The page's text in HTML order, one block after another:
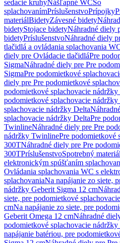
sedacie kruhyNášľapné WCSo
splachovanímPríslušenstvoPrípojky
materiálBidetyZávesné bidety
bidetyStojace bidetyNáhradné diely
bidetyPríslušenstvoNáhradné diely
tlačidlá a ovládania splachovania
diely pre Ovládacie tlačidláPre
SigmaNáhradné diely pre Pre
SigmaPre podomietkové
diely pre Pre podomietkové
podomietkové splachovacie nádržky
podomietkové splachovacie nádržky
splachovacie nádržky Delta
splachovacie nádržky DeltaPre
TwinlineNáhradné diely pre Pre
nádržky TwinlinePre podomietkové
300TNáhradné diely pre Pre
300TPríslušenstvoSpotrebný materiál
elektronickým spúšťaním
Ovládania splachovania WC s
splachovaniaNa napájanie zo siete,
nádržky Geberit Sigma 12 cm
siete, pre podomietkové
cmNa napájanie zo siete, pre
Geberit Omega 12 cmNáhradné
podomietkové splachovacie
napájanie batériou, pre